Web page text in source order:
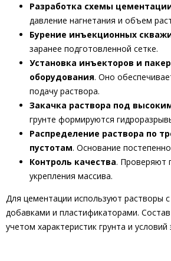
Разработка схемы
давление нагнетания и объем
Бурение инъекционных
заранее подготовленной сетке.
Установка инъекторов и
оборудования. Оно
подачу раствора.
Закачка раствора под
грунте формируются
Распределение раствора по
пустотам. Основание
Контроль качества. Проверяют
укрепления массива.
Для цементации используют растворы
добавками и пластификаторами.
учетом характеристик грунта и условий